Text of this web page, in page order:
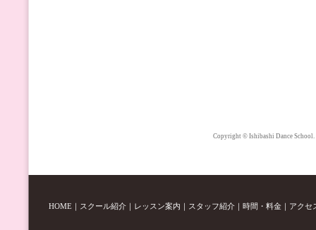
Copyright © Ishibashi Dance
HOME ｜ スクール紹介 ｜ レッスン案内 ｜ スタッフ紹介 ｜ 時間・料金 ｜ アクセ